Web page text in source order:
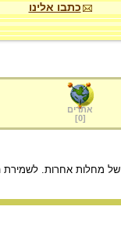
כתבו אלינו
אתרים
[
0
]
אחרות. לשמירת